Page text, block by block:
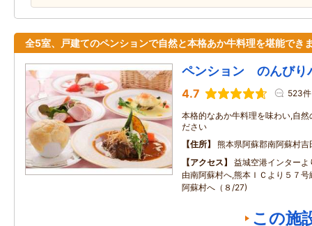
全5室、戸建てのペンションで自然と本格あか牛料理を堪能でき
ペンション のんびり
4.7 523件
本格的なあか牛料理を味わい,自
ださい
住所
熊本県阿蘇郡南阿蘇村
アクセス
益城空港インター
由南阿蘇村へ,熊本ＩＣより５７
阿蘇村へ（８/27)
この施